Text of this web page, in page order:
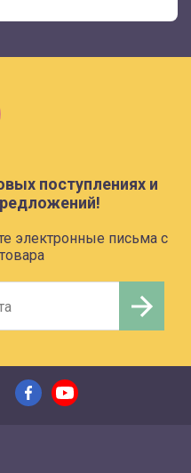
поступлениях и
электронные письма с